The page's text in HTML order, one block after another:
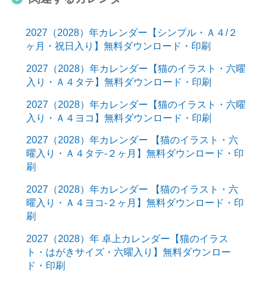
2027（2028）年カレンダー【シンプル・Ａ４/２
ヶ月・祝日入り】無料ダウンロード・印刷
2027（2028）年カレンダー【猫のイラスト・六曜
入り・Ａ４タテ】無料ダウンロード・印刷
2027（2028）年カレンダー【猫のイラスト・六曜
入り・Ａ４ヨコ】無料ダウンロード・印刷
2027（2028）年カレンダー 【猫のイラスト・六
曜入り・Ａ４タテ-２ヶ月】無料ダウンロード・印
刷
2027（2028）年カレンダー 【猫のイラスト・六
曜入り・Ａ４ヨコ-２ヶ月】無料ダウンロード・印
刷
2027（2028）年 卓上カレンダー【猫のイラス
ト・はがきサイズ・六曜入り】無料ダウンロー
ド・印刷